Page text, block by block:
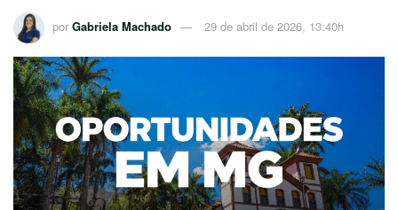
por Gabriela Machado 29 de abril de 2026, 13:40h